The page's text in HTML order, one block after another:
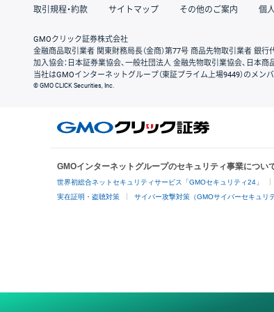
取引規程・約款 サイトマップ その他のご案内 個
GMOクリック証券株式会社
金融商品取引業者 関東財務局長（金商）第77号 商品先物取引業者 銀
加入協会：日本証券業協会、一般社団法人 金融先物取引業協会、日本商
当社はGMOインターネットグループ（東証プライム上場9449）のメンバ
© GMO CLICK Securities, Inc.
GMOインターネットグループのセキュリティ事業につい
世界初総合ネットセキュリティサービス「GMOセキュリティ24」
実在証明・盗聴対策 サイバー攻撃対策（GMOサイバーセキュリ